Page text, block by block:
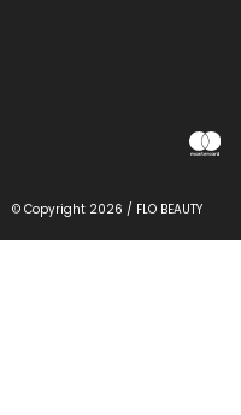
© Copyright 2026 / FLO BEAUTY